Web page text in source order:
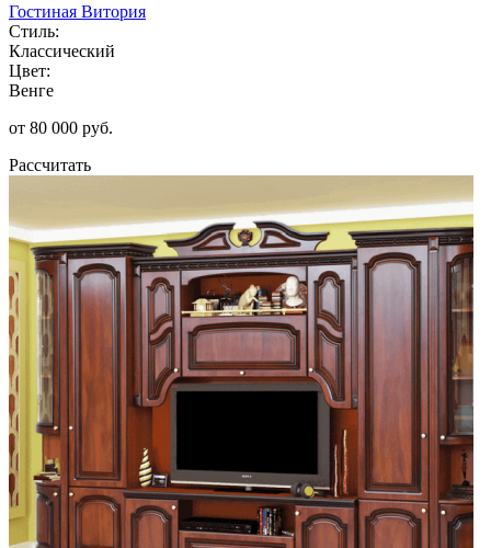
Гостиная Витория
Стиль:
Классический
Цвет:
Венге
от 80 000 руб.
Рассчитать